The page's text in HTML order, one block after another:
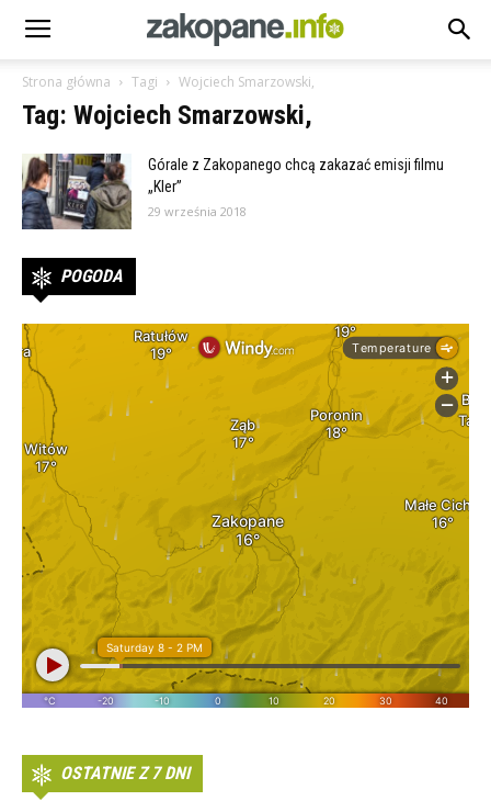
Strona główna Tagi Wojciech Smarzowski,
Tag: Wojciech Smarzowski,
Górale z Zakopanego chcą zakazać emisji filmu
„Kler”
29 września 2018
POGODA
OSTATNIE Z 7 DNI